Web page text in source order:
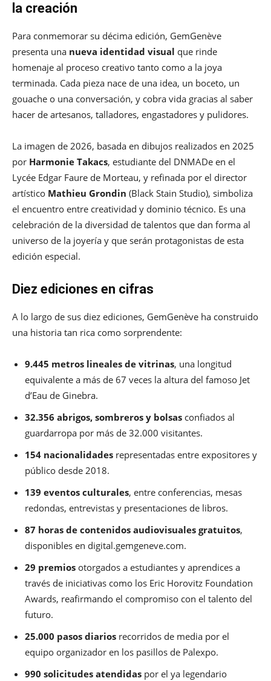
la creación
Para conmemorar su décima edición, GemGenève
presenta una nueva identidad visual que rinde
homenaje al proceso creativo tanto como a la joya
terminada. Cada pieza nace de una idea, un boceto, un
gouache o una conversación, y cobra vida gracias al saber
hacer de artesanos, talladores, engastadores y pulidores.
La imagen de 2026, basada en dibujos realizados en 2025
por Harmonie Takacs, estudiante del DNMADe en el
Lycée Edgar Faure de Morteau, y refinada por el director
artístico Mathieu Grondin (Black Stain Studio), simboliza
el encuentro entre creatividad y dominio técnico. Es una
celebración de la diversidad de talentos que dan forma al
universo de la joyería y que serán protagonistas de esta
edición especial.
Diez ediciones en cifras
A lo largo de sus diez ediciones, GemGenève ha construido
una historia tan rica como sorprendente:
9.445 metros lineales de vitrinas, una longitud
equivalente a más de 67 veces la altura del famoso Jet
d’Eau de Ginebra.
32.356 abrigos, sombreros y bolsas confiados al
guardarropa por más de 32.000 visitantes.
154 nacionalidades representadas entre expositores y
público desde 2018.
139 eventos culturales, entre conferencias, mesas
redondas, entrevistas y presentaciones de libros.
87 horas de contenidos audiovisuales gratuitos,
disponibles en digital.gemgeneve.com.
29 premios otorgados a estudiantes y aprendices a
través de iniciativas como los Eric Horovitz Foundation
Awards, reafirmando el compromiso con el talento del
futuro.
25.000 pasos diarios recorridos de media por el
equipo organizador en los pasillos de Palexpo.
990 solicitudes atendidas por el ya legendario